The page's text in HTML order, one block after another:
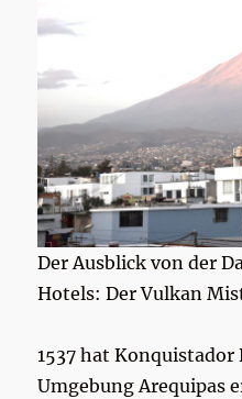
Der Ausblick von der
Hotels: Der Vulkan
1537 hat Konquistador
Umgebung Arequipas